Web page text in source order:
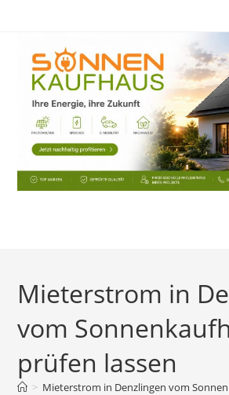
Mieterstrom in
vom
prüfen lassen
> Mieterstrom in Denzlingen vom